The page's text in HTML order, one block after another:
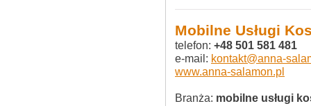
Mobilne Usługi
telefon: +48 501 581 481
e-mail: kontakt@anna-
www.anna-salamon.pl
Branża: mobilne usługi